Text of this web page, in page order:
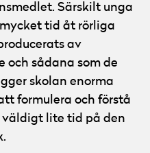
Särskilt unga
tid åt rörliga
av
och sådana som de
skolan enorma
formulera och förstå
väldigt lite tid på den